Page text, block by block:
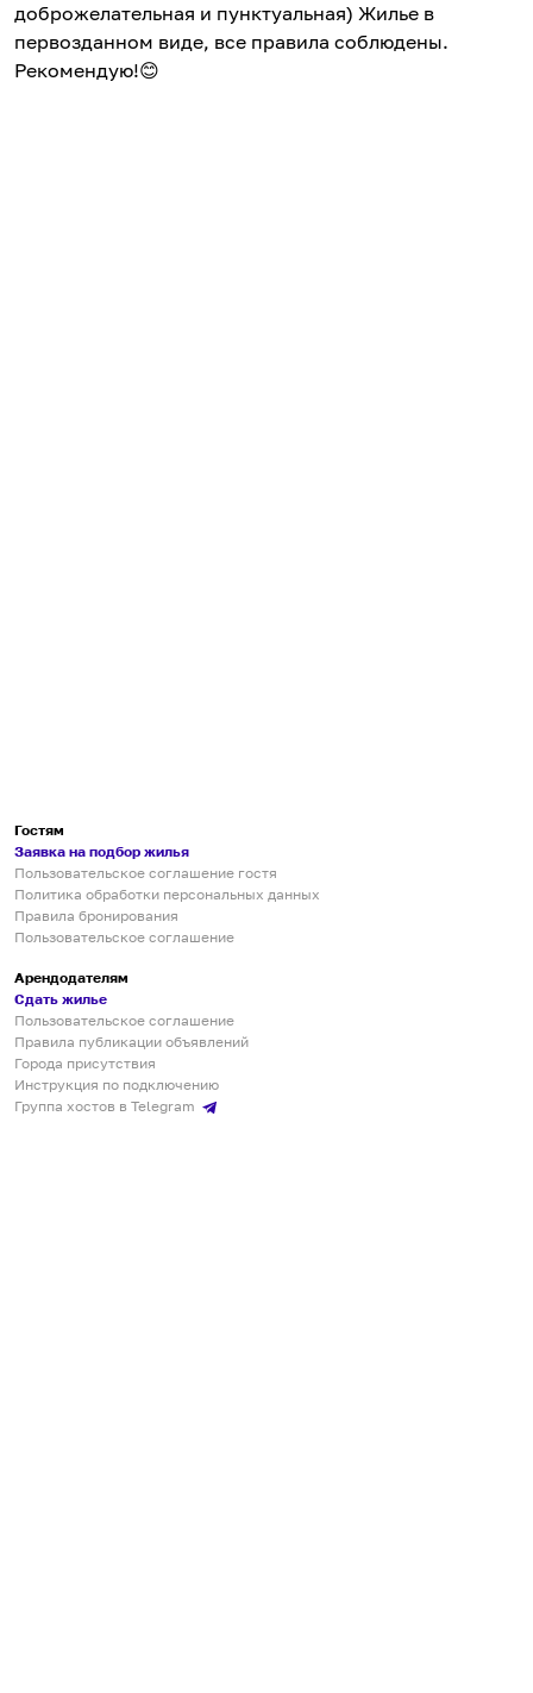
доброжелательная и пунктуальная) Жилье в
первозданном виде, все правила соблюдены.
Рекомендую!😊
Гостям
Заявка на подбор жилья
Пользовательское соглашение гостя
Политика обработки персональных данных
Правила бронирования
Пользовательское соглашение
Арендодателям
Сдать жилье
Пользовательское соглашение
Правила публикации объявлений
Города присутствия
Инструкция по подключению
Группа хостов в Telegram